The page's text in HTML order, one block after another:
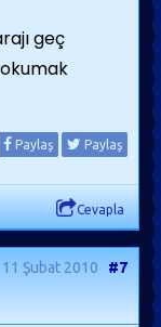
geç
Paylaş Paylaş
Cevapla
11 Şubat 2010 #7